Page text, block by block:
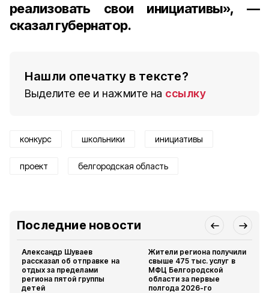
реализовать свои инициативы», —
сказал губернатор.
Нашли опечатку в тексте?
Выделите ее и нажмите на ссылку
конкурс школьники инициативы
проект белгородская область
Последние новости
Александр Шуваев
рассказал об отправке на
отдых за пределами
региона пятой группы
детей
Жители региона получили
свыше 475 тыс. услуг в
МФЦ Белгородской
области за первые
полгода 2026-го